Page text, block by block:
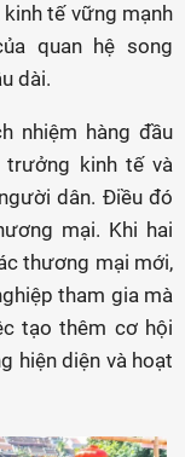
tế vững mạnh
quan hệ song
dài.
nhiệm hàng đầu
trưởng kinh tế và
dân. Điều đó
mại. Khi hai
thương mại mới,
tham gia mà
tạo thêm cơ hội
hiện diện và hoạt